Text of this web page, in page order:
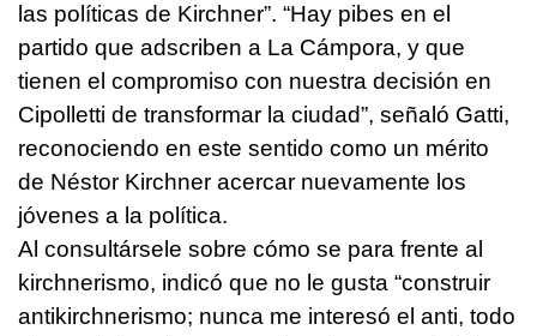
las políticas de Kirchner”. “Hay pibes en el
partido que adscriben a La Cámpora, y que
tienen el compromiso con nuestra decisión en
Cipolletti de transformar la ciudad”, señaló Gatti,
reconociendo en este sentido como un mérito
de Néstor Kirchner acercar nuevamente los
jóvenes a la política.
Al consultársele sobre cómo se para frente al
kirchnerismo, indicó que no le gusta “construir
antikirchnerismo; nunca me interesó el anti, todo